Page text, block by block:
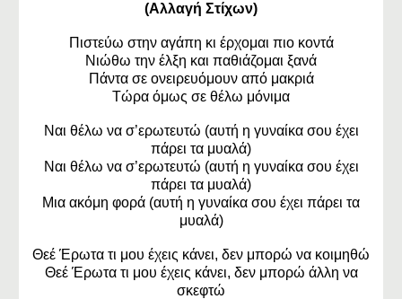
(Αλλαγή Στίχων)
Πιστεύω στην αγάπη κι έρχομαι πιο κοντά
Νιώθω την έλξη και παθιάζομαι ξανά
Πάντα σε ονειρευόμουν από μακριά
Τώρα όμως σε θέλω μόνιμα
Ναι θέλω να σ’ερωτευτώ (αυτή η γυναίκα σου έχει
πάρει τα μυαλά)
Ναι θέλω να σ’ερωτευτώ (αυτή η γυναίκα σου έχει
πάρει τα μυαλά)
Μια ακόμη φορά (αυτή η γυναίκα σου έχει πάρει τα
μυαλά)
Θεέ Έρωτα τι μου έχεις κάνει, δεν μπορώ να κοιμηθώ
Θεέ Έρωτα τι μου έχεις κάνει, δεν μπορώ άλλη να
σκεφτώ